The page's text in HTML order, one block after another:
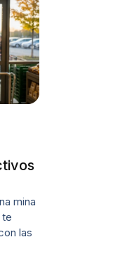
mina
te
las